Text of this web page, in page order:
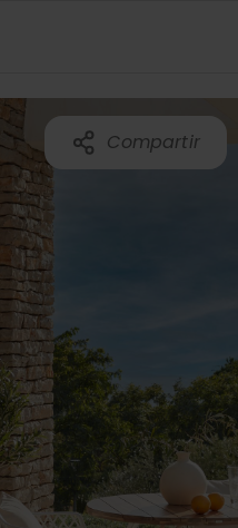
Compartir